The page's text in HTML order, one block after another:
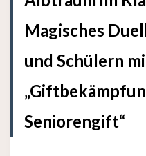
Magisches
und Schülern
Seniorengift“